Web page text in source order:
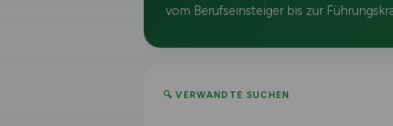
vom Berufseinsteiger bis zur
🔍 VERWANDTE SUCHEN